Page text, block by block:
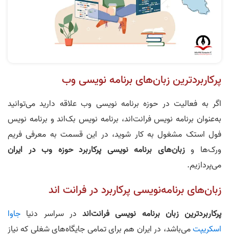
پرکاربردترین زبان‌های برنامه‌ نویسی وب
اگر به فعالیت در حوزه برنامه‌ نویسی وب علاقه دارید می‌توانید
به‌عنوان برنامه‌ نویس فرانت‌اند، برنامه‌ نویس بک‌اند و برنامه نویس
فول استک مشغول به کار شوید، در این قسمت به معرفی فریم
ورک‌ها وزبان‌های برنامه‌ نویسی پرکاربرد حوزه وب در ایران
می‌پردازیم.
زبان‌های برنامه‌نویسی پرکاربرد در فرانت اند
پرکاربردترین زبان برنامه‌ نویسی فرانت‌اند در سراسر دنیا جاوا
اسکریپتمی‌باشد، در ایران هم برای تمامی جایگاه‌های شغلی که نیاز